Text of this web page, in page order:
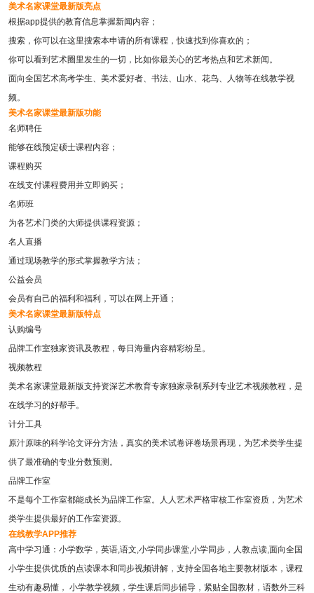
美术名家课堂最新版亮点
根据app提供的教育信息掌握新闻内容；
搜索，你可以在这里搜索本申请的所有课程，快速找到你喜欢的；
你可以看到艺术圈里发生的一切，比如你最关心的艺考热点和艺术新闻。
面向全国艺术高考学生、美术爱好者、书法、山水、花鸟、人物等在线教学视
频。
美术名家课堂最新版功能
名师聘任
能够在线预定硕士课程内容；
课程购买
在线支付课程费用并立即购买；
名师班
为各艺术门类的大师提供课程资源；
名人直播
通过现场教学的形式掌握教学方法；
公益会员
会员有自己的福利和福利，可以在网上开通；
美术名家课堂最新版特点
认购编号
品牌工作室独家资讯及教程，每日海量内容精彩纷呈。
视频教程
美术名家课堂最新版支持资深艺术教育专家独家录制系列专业艺术视频教程，是
在线学习的好帮手。
计分工具
原汁原味的科学论文评分方法，真实的美术试卷评卷场景再现，为艺术类学生提
供了最准确的专业分数预测。
品牌工作室
不是每个工作室都能成长为品牌工作室。人人艺术严格审核工作室资质，为艺术
类学生提供最好的工作室资源。
在线教学APP推荐
高中学习通：小学数学，英语,语文,小学同步课堂,小学同步，人教点读,面向全国
小学生提供优质的点读课本和同步视频讲解，支持全国各地主要教材版本，课程
生动有趣易懂， 小学教学视频，学生课后同步辅导，紧贴全国教材，语数外三科